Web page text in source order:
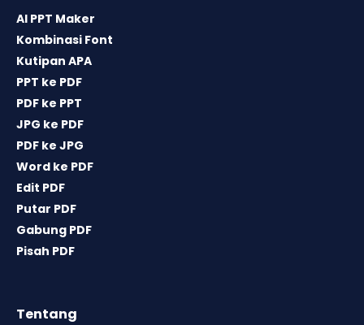
AI PPT Maker
Kombinasi Font
Kutipan APA
PPT ke PDF
PDF ke PPT
JPG ke PDF
PDF ke JPG
Word ke PDF
Edit PDF
Putar PDF
Gabung PDF
Pisah PDF
Tentang